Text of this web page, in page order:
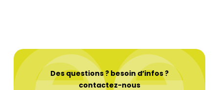
Des questions ? besoin d’infos ?
contactez-nous